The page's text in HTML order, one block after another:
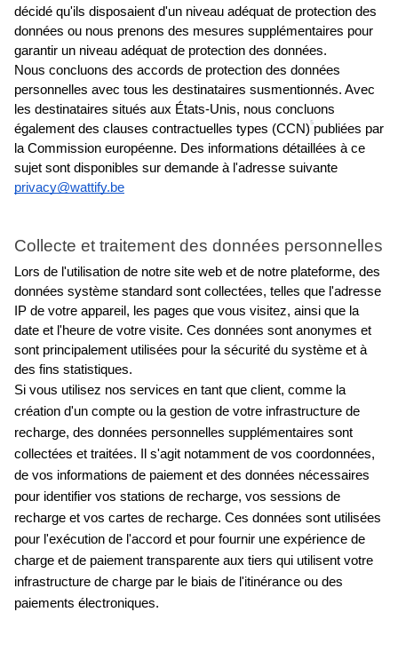
décidé qu'ils disposaient d'un niveau adéquat de protection des
données ou nous prenons des mesures supplémentaires pour
garantir un niveau adéquat de protection des données.
Nous concluons des accords de protection des données
personnelles avec tous les destinataires susmentionnés. Avec
les destinataires situés aux États-Unis, nous concluons
également des clauses contractuelles types (CCN)5publiées par
la Commission européenne. Des informations détaillées à ce
sujet sont disponibles sur demande à l'adresse suivante
privacy@wattify.be
Collecte et traitement des données personnelles
Lors de l'utilisation de notre site web et de notre plateforme, des
données système standard sont collectées, telles que l'adresse
IP de votre appareil, les pages que vous visitez, ainsi que la
date et l'heure de votre visite. Ces données sont anonymes et
sont principalement utilisées pour la sécurité du système et à
des fins statistiques.
Si vous utilisez nos services en tant que client, comme la
création d'un compte ou la gestion de votre infrastructure de
recharge, des données personnelles supplémentaires sont
collectées et traitées. Il s'agit notamment de vos coordonnées,
de vos informations de paiement et des données nécessaires
pour identifier vos stations de recharge, vos sessions de
recharge et vos cartes de recharge. Ces données sont utilisées
pour l'exécution de l'accord et pour fournir une expérience de
charge et de paiement transparente aux tiers qui utilisent votre
infrastructure de charge par le biais de l'itinérance ou des
paiements électroniques.